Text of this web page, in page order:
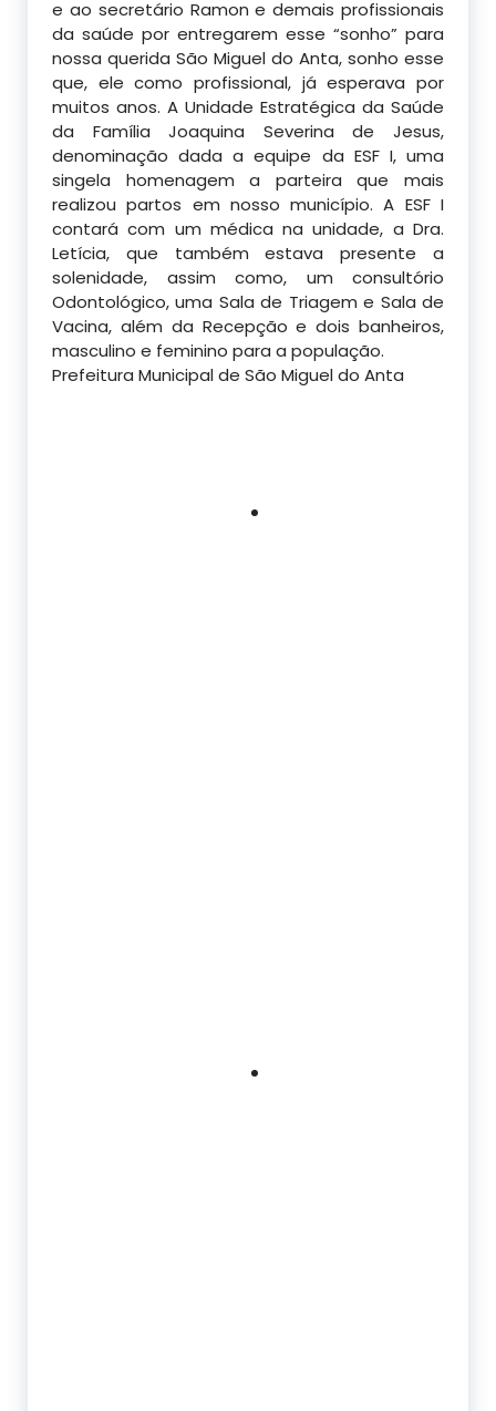
e ao secretário Ramon e demais profissionais
da saúde por entregarem esse “sonho” para
nossa querida São Miguel do Anta, sonho esse
que, ele como profissional, já esperava por
muitos anos. A Unidade Estratégica da Saúde
da Família Joaquina Severina de Jesus,
denominação dada a equipe da ESF I, uma
singela homenagem a parteira que mais
realizou partos em nosso município. A ESF I
contará com um médica na unidade, a Dra.
Letícia, que também estava presente a
solenidade, assim como, um consultório
Odontológico, uma Sala de Triagem e Sala de
Vacina, além da Recepção e dois banheiros,
masculino e feminino para a população.
Prefeitura Municipal de São Miguel do Anta